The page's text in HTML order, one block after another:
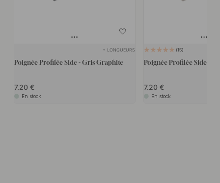
+ LONGUEURS
Poignée Profilée Side - Gris Graphite
7.20
En stock
15
Poignée Profilée Side -
7.20
En stock